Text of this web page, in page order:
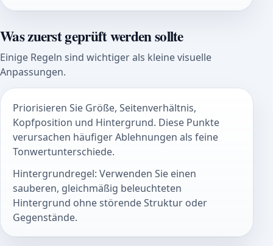
Was zuerst geprüft werden sollte
Einige Regeln sind wichtiger als kleine visuelle
Anpassungen.
Priorisieren Sie Größe, Seitenverhältnis,
Kopfposition und Hintergrund. Diese Punkte
verursachen häufiger Ablehnungen als feine
Tonwertunterschiede.
Hintergrundregel: Verwenden Sie einen
sauberen, gleichmäßig beleuchteten
Hintergrund ohne störende Struktur oder
Gegenstände.